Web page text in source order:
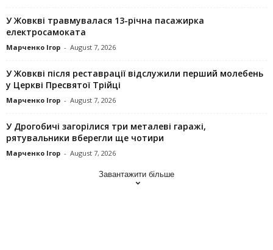
У Жовкві травмувалася 13-річна пасажирка
електросамоката
Марченко Ігор - August 7, 2026
У Жовкві після реставрації відслужили перший молебень
у Церкві Пресвятої Трійці
Марченко Ігор - August 7, 2026
У Дрогобичі загорілися три металеві гаражі,
рятувальники вберегли ще чотири
Марченко Ігор - August 7, 2026
Завантажити більше